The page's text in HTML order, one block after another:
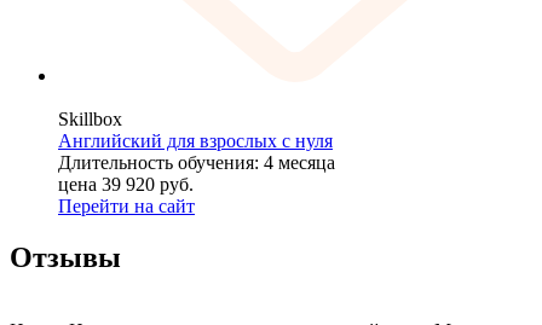
Skillbox
Английский для взрослых с нуля
Длительность обучения: 4 месяца
цена 39 920 руб.
Перейти на сайт
Отзывы